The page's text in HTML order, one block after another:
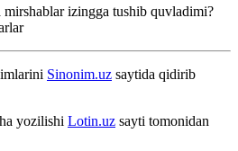
izingga tushib quvladimi?
Sinonim.uz saytida qidirib
yozilishi Lotin.uz sayti tomonidan